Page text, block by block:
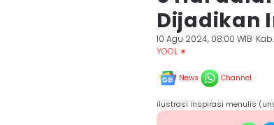
Dijadikan
10 Agu 2024, 08:00 WIB
YOOL ✶
News Channel
ilustrasi inspirasi menulis